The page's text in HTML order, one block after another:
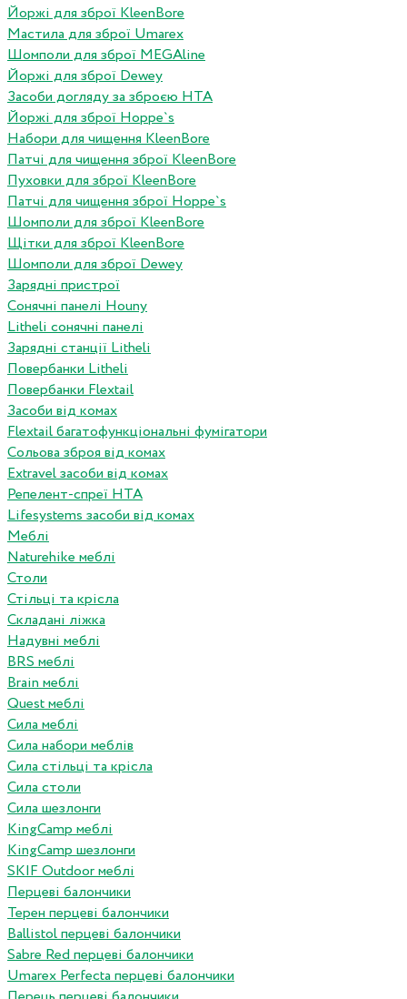
Йоржі для зброї KleenBore
Мастила для зброї Umarex
Шомполи для зброї MEGAline
Йоржі для зброї Dewey
Засоби догляду за зброєю HTA
Йоржі для зброї Hoppe`s
Набори для чищення KleenBore
Патчі для чищення зброї KleenBore
Пуховки для зброї KleenBore
Патчі для чищення зброї Hoppe`s
Шомполи для зброї KleenBore
Щітки для зброї KleenBore
Шомполи для зброї Dewey
Зарядні пристрої
Сонячні панелі Houny
Litheli сонячні панелі
Зарядні станції Litheli
Повербанки Litheli
Повербанки Flextail
Засоби від комах
Flextail багатофункціональні фумігатори
Сольова зброя від комах
Extravel засоби від комах
Репелент-спреї HTA
Lifesystems засоби від комах
Меблі
Naturehike меблі
Столи
Стільці та крісла
Складані ліжка
Надувні меблі
BRS меблі
Brain меблі
Quest меблі
Сила меблі
Сила набори меблів
Сила стільці та крісла
Сила столи
Сила шезлонги
KingCamp меблі
KingCamp шезлонги
SKIF Outdoor меблі
Перцеві балончики
Терен перцеві балончики
Ballistol перцеві балончики
Sabre Red перцеві балончики
Umarex Perfecta перцеві балончики